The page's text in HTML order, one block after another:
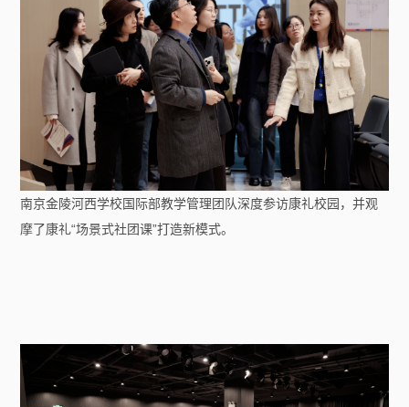
南京金陵河西学校国际部教学管理团队深度参访康礼校园，并观
摩了康礼“场景式社团课”打造新模式。